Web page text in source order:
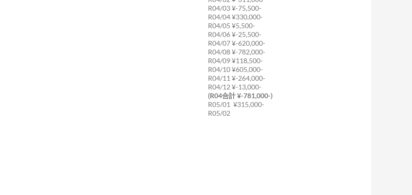
R04/03 ¥-75,500-
R04/04 ¥330,000-
R04/05 ¥5,500-
R04/06 ¥-25,500-
R04/07 ¥-620,000-
R04/08 ¥-782,000-
R04/09 ¥118,500-
R04/10 ¥605,000-
R04/11 ¥-264,000-
R04/12 ¥-13,000-
(R04合計 ¥-781,000-)
R05/01 ¥315,000-
R05/02